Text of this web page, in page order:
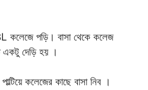
কলেজে পড়ি। বাসা থেকে কলেজ
একটু দেড়ি হয় ।
কলেজের কাছে বাসা নিব ।